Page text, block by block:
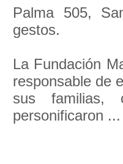
Palma 505,
gestos.
La Fundación
responsable de
sus familias,
personificaron ...